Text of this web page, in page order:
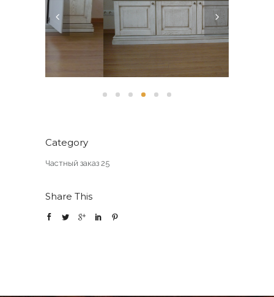
Category
Частный заказ 25
Share This